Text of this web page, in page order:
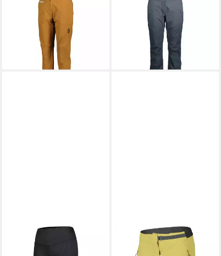
Fahrradhose Pants
W's Trail Tuned
UVP 149,95 €
Skihose Pants W's
Ultimate DRX
ab 118,05 €
UVP 259,95 €
Fahrradhose Knickers
W's Endurance 10 +++
SCOTT Fahrradhose Shorts
W's Trail Vertic With Pad